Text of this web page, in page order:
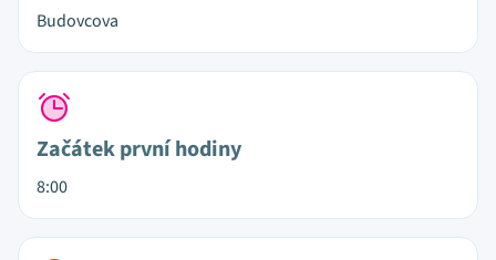
Budovcova
Začátek první hodiny
8:00